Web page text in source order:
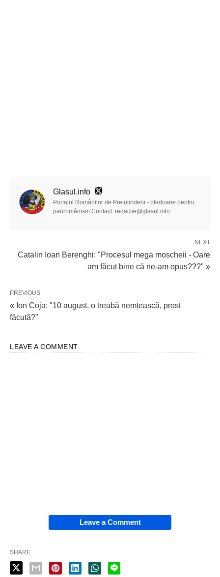
Glasul.info
Portalul Românilor de Pretutindeni - pledoarie pentru
panromânism Contact: redactie@glasul.info
NEXT
Catalin Ioan Berenghi: "Procesul mega moscheii - Oare
am făcut bine că ne-am opus???" »
PREVIOUS
« Ion Coja: "10 august, o treabă nemțească, prost
făcută?"
LEAVE A COMMENT
Leave a Comment
SHARE